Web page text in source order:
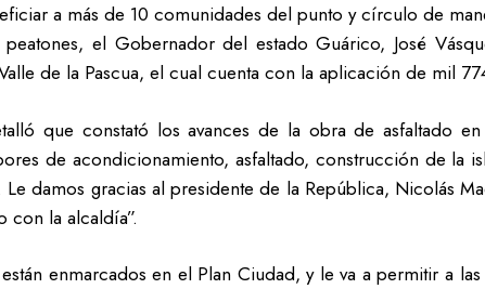
a más de 10 comunidades del punto y círculo de
el Gobernador del estado Guárico, José
de la Pascua, el cual cuenta con la aplicación de mil
que constató los avances de la obra de asfaltado
de acondicionamiento, asfaltado, construcción de
Le damos gracias al presidente de la República, Nicolás
con la alcaldía”.
enmarcados en el Plan Ciudad, y le va a permitir a